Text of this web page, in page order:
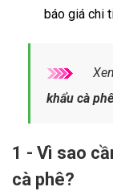
báo giá chi
khẩu cà
1 - Vì sao
cà phê?